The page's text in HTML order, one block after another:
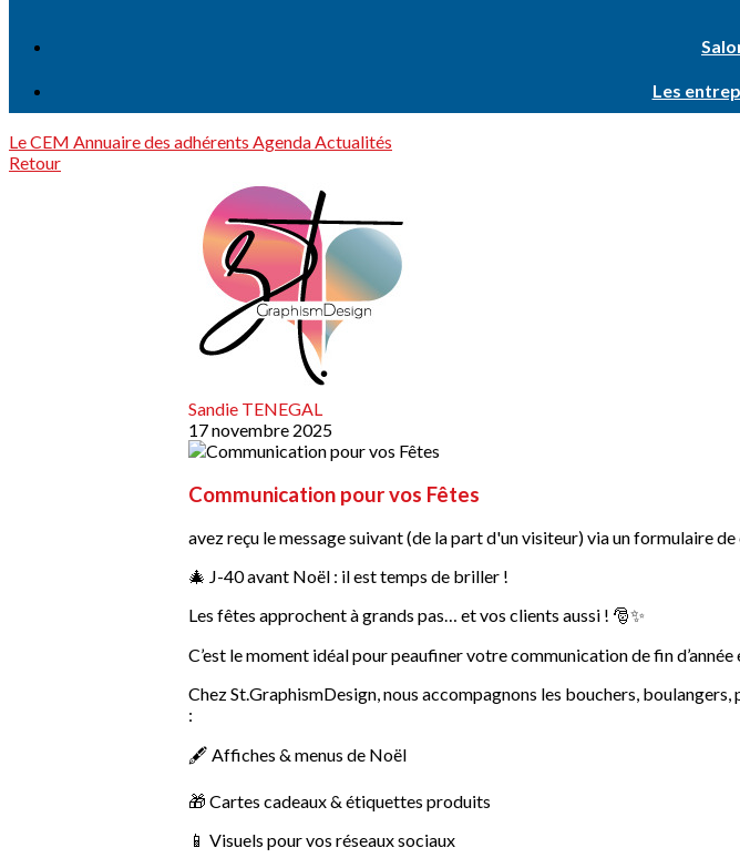
Les
Le CEM Annuaire des adhérents AgendaActualités
Retour
Sandie TENEGAL
17 novembre 2025
Communication pour vos Fêtes
avez reçu le message suivant (de la part d'un visiteur) via un formulaire
🎄 J-40 avant Noël : il est temps de briller !
Les fêtes approchent à grands pas… et vos clients aussi ! 🎅✨
C’est le moment idéal pour peaufiner votre communication de fin
Chez St.GraphismDesign, nous accompagnons les bouchers,
:
🖋️ Affiches & menus de Noël
🎁 Cartes cadeaux & étiquettes produits
📱 Visuels pour vos réseaux sociaux